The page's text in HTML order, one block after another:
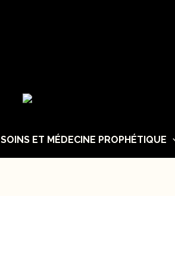
SOINS ET MÉDECINE PROPHÉTIQUE